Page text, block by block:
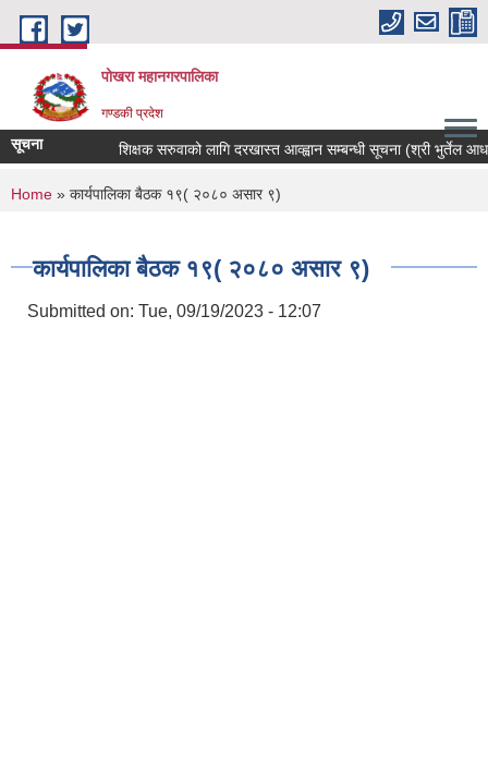
Skip to main content
पोखरा महानगरपालिका
गण्डकी प्रदेश
सूचना शिक्षक सरुवाको लागि दरखास्त आव्ह्वान सम्बन्धी सूचना (श्री भुर्तेल
You are here
Home » कार्यपालिका बैठक १९( २०८० असार ९)
कार्यपालिका बैठक १९( २०८० असार ९)
Submitted on: Tue, 09/19/2023 - 12:07